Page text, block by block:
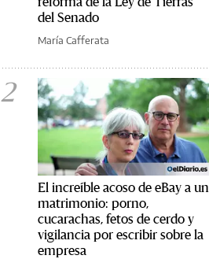
del Senado
María Cafferata
2
El increíble acoso de eBay a un
matrimonio: porno,
cucarachas, fetos de cerdo y
vigilancia por escribir sobre la
empresa